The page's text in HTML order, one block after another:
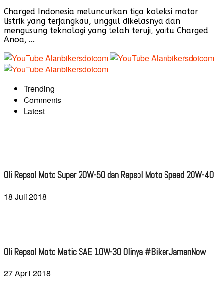
Charged Indonesia meluncurkan tiga koleksi motor
listrik yang terjangkau, unggul dikelasnya dan
mengusung teknologi yang telah teruji, yaitu Charged
Anoa, ...
Trending
Comments
Latest
Oli Repsol Moto Super 20W-50 dan Repsol Moto Speed 20W-40
18 Juli 2018
Oli Repsol Moto Matic SAE 10W-30 Olinya #BikerJamanNow
27 April 2018